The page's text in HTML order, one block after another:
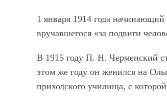
1 января 1914 года
вручавшегося «за подвиги
В 1915 году П. Н. Черменский
этом же году он женился на
приходского училища, с